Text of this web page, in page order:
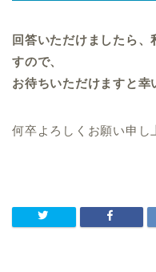
回答いただけましたら
すので、
お待ちいただけますと幸
何卒よろしくお願い申し